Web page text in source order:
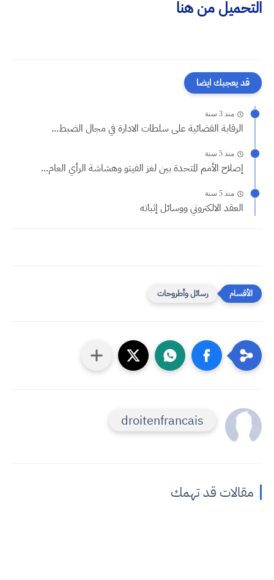
التحميل من هنا
قد يعجبك ايضا
منذ 3 سنة
الرقابة القضائية على سلطات الادارة في مجال الضبط...
منذ 5 سنة
إصلاح الأمم المتحدة بين لغز الفيتو وهشاشة الرأي العام...
منذ 5 سنة
العقد الالكتروني ووسائل إثباته
رسائل وأطروحات
droitenfrancais
مقالات قد تهمك